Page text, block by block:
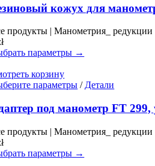
имеет
несколько
вариаций.
Опции
выбрать
странице
товара.
кожух для
продукты | Манометрия_
параметры →
корзину
параметры Этот
имеет
несколько
вариаций.
Опции
выбрать
/ Детали
под манометр FT 299,
продукты | Манометрия_
параметры →